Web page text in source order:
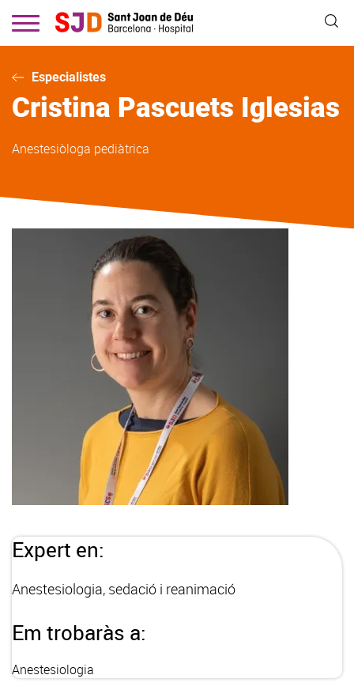
contingut
Especialistes
Cristina Pascuets Iglesias
Anestesiòloga pediàtrica
Expert en:
Anestesiologia, sedació i reanimació
Em trobaràs a:
Anestesiologia